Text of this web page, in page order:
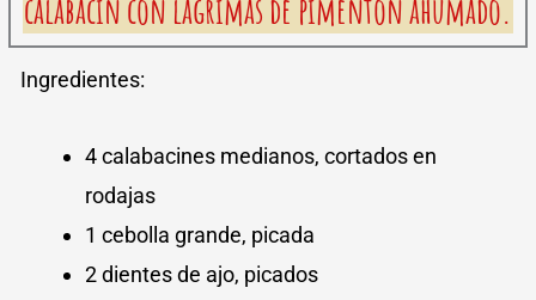
calabacín con lagrimas de pimentón ahumado.
Ingredientes:
4 calabacines medianos, cortados en
rodajas
1 cebolla grande, picada
2 dientes de ajo, picados